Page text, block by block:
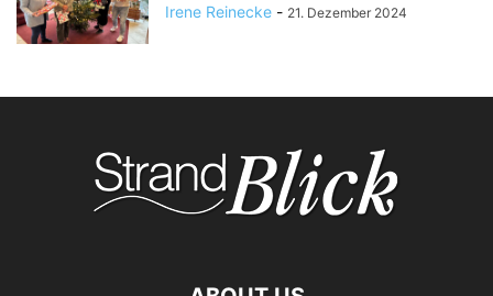
Irene Reinecke - 21. Dezember 2024